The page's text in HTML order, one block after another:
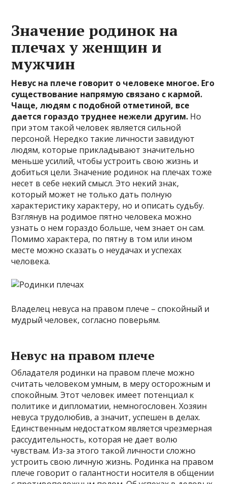
Значение родинок на
плечах у женщин и
мужчин
Невус на плече говорит о человеке многое. Его
существование напрямую связано с кармой.
Чаще, людям с подобной отметиной, все
дается гораздо труднее нежели другим. Но
при этом такой человек является сильной
персоной. Нередко такие личности завидуют
людям, которые прикладывают значительно
меньше усилий, чтобы устроить свою жизнь и
добиться цели. Значение родинок на плечах тоже
несет в себе некий смысл. Это некий знак,
который может не только дать полную
характеристику характеру, но и описать судьбу.
Взглянув на родимое пятно человека можно
узнать о нем гораздо больше, чем знает он сам.
Помимо характера, по пятну в том или ином
месте можно сказать о неудачах и успехах
человека.
Владелец невуса на правом плече – спокойный и
мудрый человек, согласно поверьям.
Невус на правом плече
Обладателя родинки на правом плече можно
считать человеком умным, в меру осторожным и
спокойным. Этот человек имеет потенциал к
политике и дипломатии, немногословен. Хозяин
невуса трудолюбив, а значит, успешен в делах.
Единственным недостатком является чрезмерная
рассудительность, которая не дает волю
чувствам. Из-за этого такой личности сложно
устроить свою личную жизнь. Родинка на правом
плече говорит о галантности носителя в общении